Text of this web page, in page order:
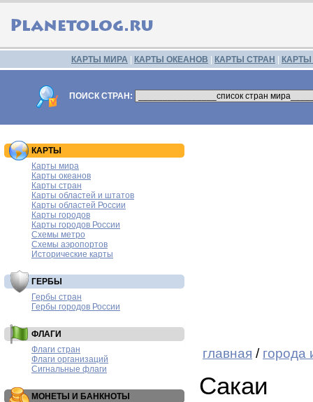
КАРТЫ МИРА КАРТЫ ОКЕАНОВ КАРТЫ СТРАН
ПОИСК СТРАН:
КАРТЫ
Карты мира
Карты океанов
Карты стран
Карты областей и штатов
Карты областей России
Карты городов
Карты городов России
Схемы метро
Схемы аэропортов
Исторические карты
ГЕРБЫ
Гербы стран
Гербы городов России
ФЛАГИ
Флаги стран
Флаги организаций
Сигнальные флаги
МОНЕТЫ И БАНКНОТЫ
главная / города
Сакаи